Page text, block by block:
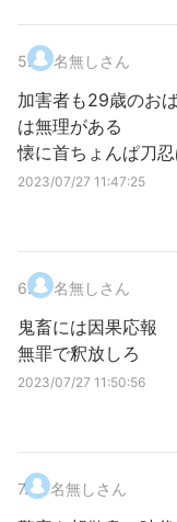
5. 名無しさん
加害者も29歳のお
は無理がある
懐に首ちょんぱ刀
2023/07/27 11:47:25
6. 名無しさん
鬼畜には因果応報
無罪で釈放しろ
2023/07/27 11:50:56
7. 名無しさん